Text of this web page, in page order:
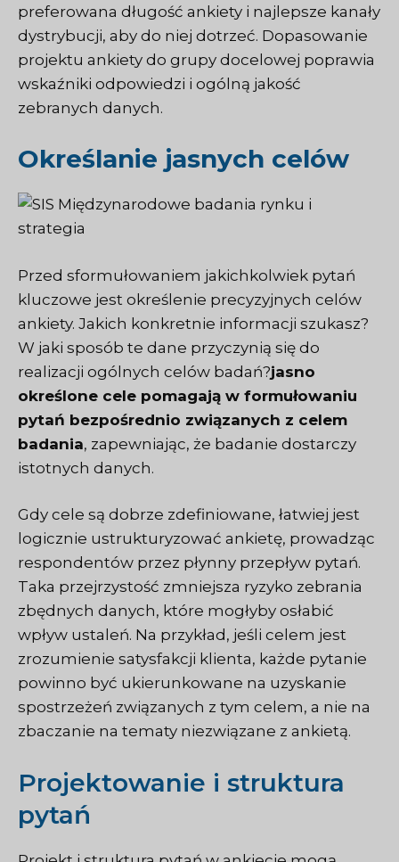
preferowana długość ankiety i najlepsze kanały
dystrybucji, aby do niej dotrzeć. Dopasowanie
projektu ankiety do grupy docelowej poprawia
wskaźniki odpowiedzi i ogólną jakość
zebranych danych.
Określanie jasnych celów
Przed sformułowaniem jakichkolwiek pytań
kluczowe jest określenie precyzyjnych celów
ankiety. Jakich konkretnie informacji szukasz?
W jaki sposób te dane przyczynią się do
realizacji ogólnych celów badań?jasno
określone cele pomagają w formułowaniu
pytań bezpośrednio związanych z celem
badania, zapewniając, że badanie dostarczy
istotnych danych.
Gdy cele są dobrze zdefiniowane, łatwiej jest
logicznie ustrukturyzować ankietę, prowadząc
respondentów przez płynny przepływ pytań.
Taka przejrzystość zmniejsza ryzyko zebrania
zbędnych danych, które mogłyby osłabić
wpływ ustaleń. Na przykład, jeśli celem jest
zrozumienie satysfakcji klienta, każde pytanie
powinno być ukierunkowane na uzyskanie
spostrzeżeń związanych z tym celem, a nie na
zbaczanie na tematy niezwiązane z ankietą.
Projektowanie i struktura
pytań